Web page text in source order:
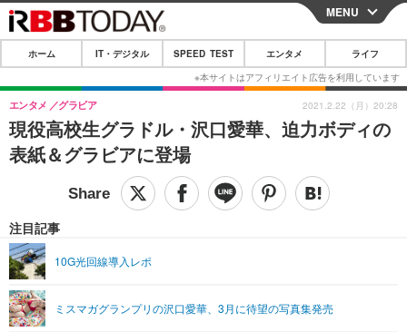
CLOSE
ホーム
IT・デジタル
IT・デジタルTOP スマートフォン
ショッピング その他
SPEED TEST
エンタメTOP 映画・ドラマ
グラビア ブログ
ライフTOP
リリース一覧
プッシュ通知の停止方法
MENU
ホーム IT・デジタル SPEED TEST エンタメ ライフ
現役高校生グラドル・沢口愛華、迫力ボディの
表紙＆グラビアに登場
エンタメ グラビア
注目記事
10G光回線導入レポ
ミスマガグランプリの沢口愛華、3月に待望の写真集発売
2021.2.22（月）20:28